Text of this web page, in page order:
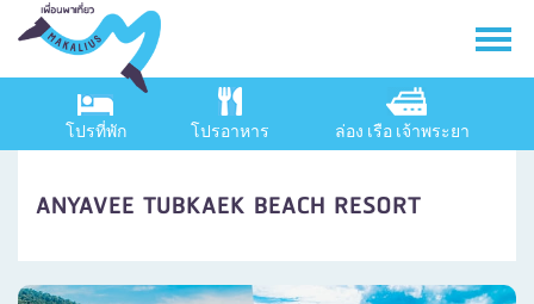
โปรที่พัก โปรอาหาร ล่อง เรือ เจ้าพระยา
ANYAVEE TUBKAEK BEACH RESORT